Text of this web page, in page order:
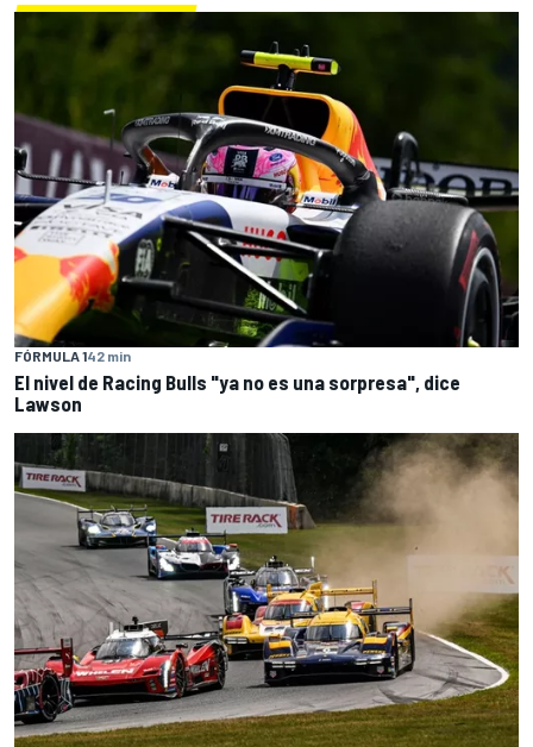
FÓRMULA 142 min
El nivel de Racing Bulls "ya no es una sorpresa", dice
Lawson